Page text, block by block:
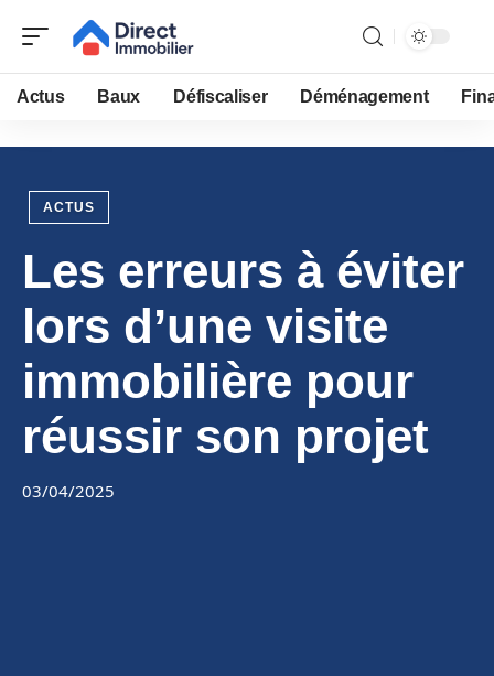
Actus Baux Défiscaliser Déménagement
ACTUS
Les erreurs à éviter
lors d’une visite
immobilière pour
réussir son projet
03/04/2025